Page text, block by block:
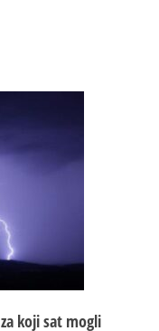
koji sat mogli